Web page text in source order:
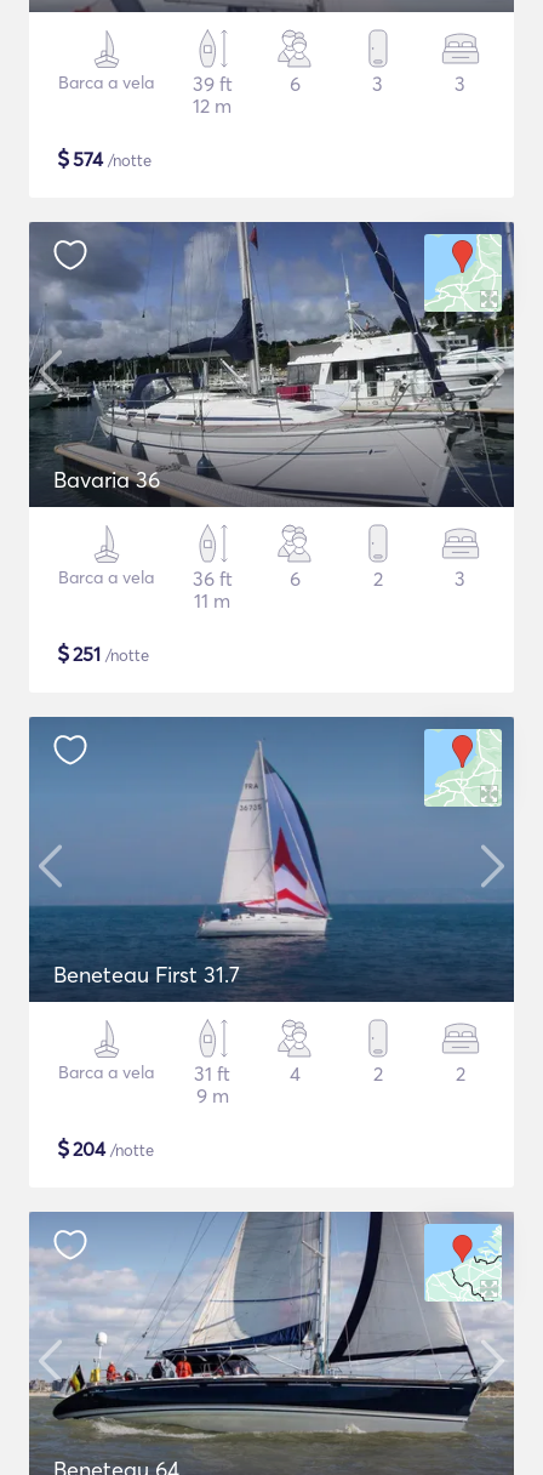
Barca a vela
39 ft
12 m
6 3 3
$574/notte
Bavaria 36
Barca a vela
36 ft
11 m
6 2 3
$251 /notte
Beneteau First 31.7
Barca a vela
31 ft
9 m
4 2 2
$204/notte